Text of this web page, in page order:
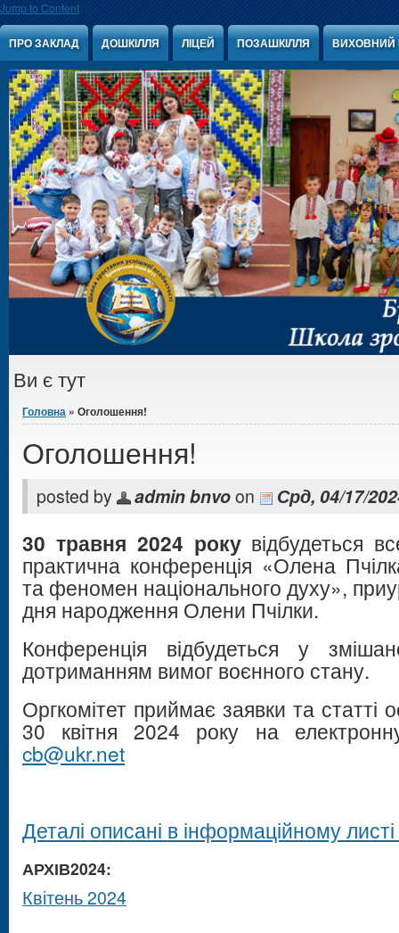
Jump to Content
ПРО ЗАКЛАД ДОШКІЛЛЯ ЛІЦЕЙ ПОЗАШКІЛЛЯ ВИХОВНИЙ
Ви є тут
Головна » Оголошення!
Оголошення!
posted by admin bnvoon Срд, 04/17/
30 травня 2024 рокувідбудеться
практична конференція «Олена
та феномен національного духу»,
дня народження Олени Пчілки.
Конференція відбудеться у
дотриманням вимог воєнного стану.
Оргкомітет приймає заявки та статті
30 квітня 2024 року на
cb@ukr.net
Деталі описані в інформаційному листі
АРХІВ2024:
Квітень 2024